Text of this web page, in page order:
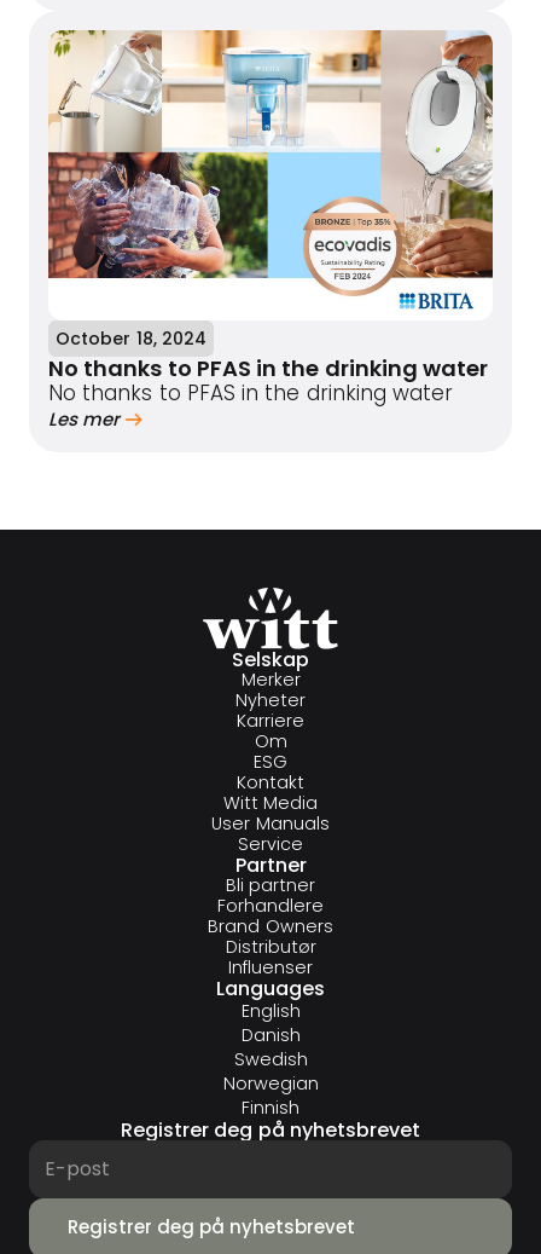
October 18, 2024
No thanks to PFAS in the drinking water
No thanks to PFAS in the drinking water
Les mer
Selskap
Merker
Nyheter
Karriere
Om
ESG
Kontakt
Witt Media
User Manuals
Service
Partner
Bli partner
Forhandlere
Brand Owners
Distributør
Influenser
Languages
English
Danish
Swedish
Norwegian
Finnish
Registrer deg på nyhetsbrevet